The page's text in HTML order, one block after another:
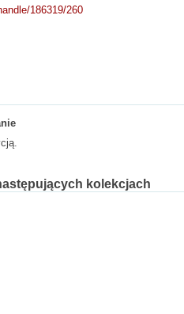
186319/260
kolekcjach